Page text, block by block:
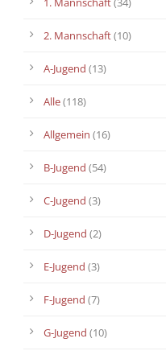
2. Mannschaft(10)
A-Jugend (13)
Alle(118)
Allgemein (16)
B-Jugend (54)
C-Jugend (3)
D-Jugend (2)
E-Jugend (3)
F-Jugend (7)
G-Jugend (10)